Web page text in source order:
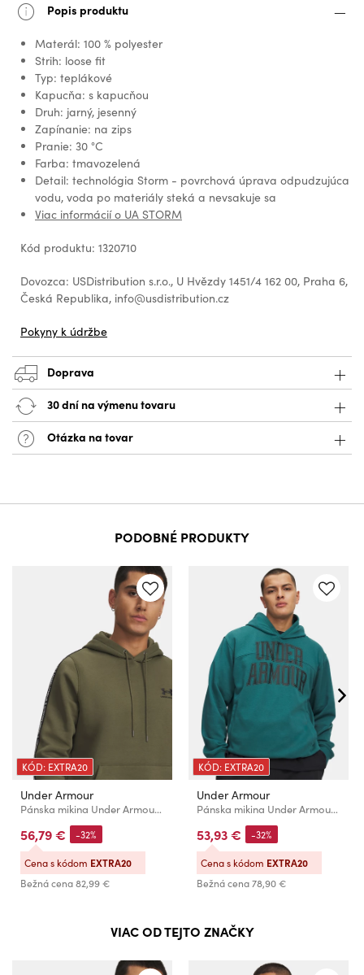
Popis produktu
Materál: 100 % polyester
Strih: loose fit
Typ: teplákové
Kapucňa: s kapucňou
Druh: jarný, jesenný
Zapínanie: na zips
Pranie: 30 °C
Farba: tmavozelená
Detail: technológia Storm - povrchová úprava odpudzujúca
vodu, voda po materiály steká a nevsakuje sa
Viac informácií o UA STORM
Kód produktu: 1320710
Dovozca: USDistribution s.r.o., U Hvězdy 1451/4 162 00, Praha 6,
Česká Republika, info@usdistribution.cz
Pokyny k údržbe
Doprava
30 dní na výmenu tovaru
Otázka na tovar
PODOBNÉ PRODUKTY
KÓD: EXTRA20
Under Armour
Pánska mikina Under Armour UA Icon Fleece HD Taping
56,79 €
Bežná cena82,99 €
-32%
Cena s kódom EXTRA20
KÓD: EXTRA20
Under Armour
Pánska mikina Under Armour UA Rival LW Graphic Hoodie-GRN
53,93 €
Bežná cena78,90 €
-32%
Cena s kódom EXTRA20
VIAC OD TEJTO ZNAČKY